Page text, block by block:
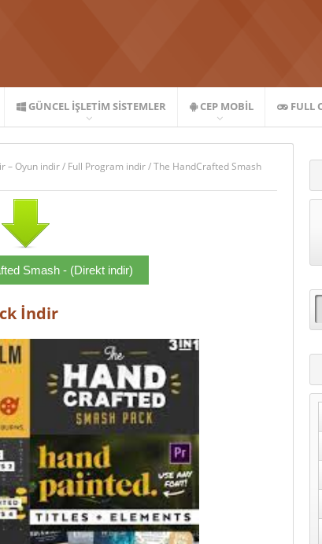
GÜNCEL İŞLETIM SISTEMLER CEP MOBIL FULL
– Oyun indir/ Full Program indir/The HandCrafted Smash
Smash - (Direkt indir)
İndir